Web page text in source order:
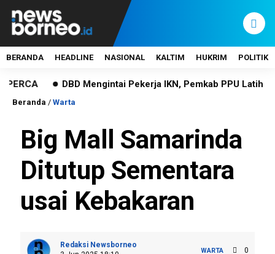
BERANDA HEADLINE NASIONAL KALTIM HUKRIM POLITIK
DBD Mengintai Pekerja IKN, Pemkab PPU Latih Tim K3
Beranda / Warta
Big Mall Samarinda
Ditutup Sementara
usai Kebakaran
Redaksi Newsborneo
WARTA 0